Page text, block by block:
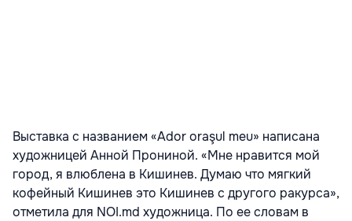
Выставка с названием «Ador oraşul meu» написана
художницей Анной Прониной. «Мне нравится мой
город, я влюблена в Кишинев. Думаю что мягкий
кофейный Кишинев это Кишинев с другого ракурса»,
отметила для NOI.md художница. По ее словам в